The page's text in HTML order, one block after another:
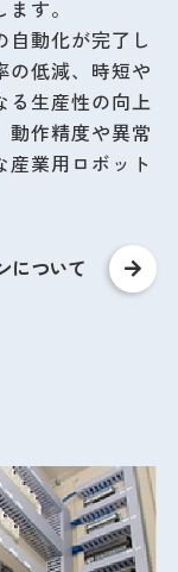
す。
自動化が完了し
の低減、時短や
る生産性の向上
動作精度や異常
産業用ロボット
について